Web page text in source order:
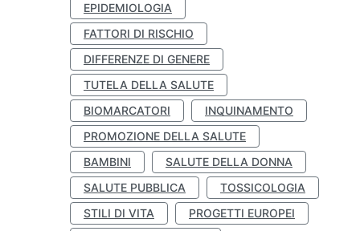
EPIDEMIOLOGIA
FATTORI DI RISCHIO
DIFFERENZE DI GENERE
TUTELA DELLA SALUTE
BIOMARCATORI
INQUINAMENTO
PROMOZIONE DELLA SALUTE
BAMBINI
SALUTE DELLA DONNA
SALUTE PUBBLICA
TOSSICOLOGIA
STILI DI VITA
PROGETTI EUROPEI